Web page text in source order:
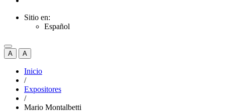
Sitio en:
Español
A A
Inicio
/
Expositores
/
Mario Montalbetti